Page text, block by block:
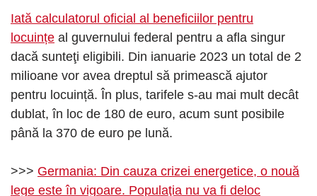
Iată calculatorul oficial al beneficiilor pentru
locuințe al guvernului federal pentru a afla singur
dacă sunteţi eligibili. Din ianuarie 2023 un total de 2
milioane vor avea dreptul să primească ajutor
pentru locuință. În plus, tarifele s-au mai mult decât
dublat, în loc de 180 de euro, acum sunt posibile
până la 370 de euro pe lună.
>>> Germania: Din cauza crizei energetice, o nouă
lege este în vigoare. Populaţia nu va fi deloc